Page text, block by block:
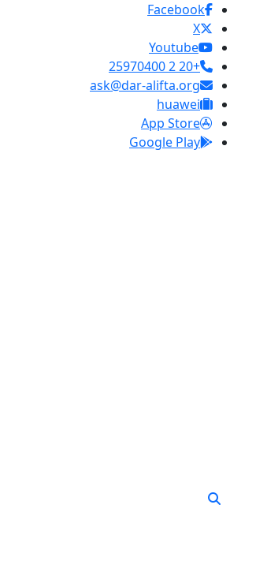
Facebook
X
Youtube
+20 2 25970400
ask@dar-alifta.org
huawei
App Store
Google Play